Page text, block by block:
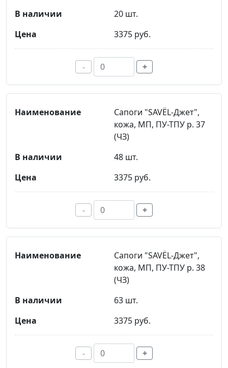
20 шт.
3375 руб.
- +
Сапоги "SAVЁL-Джет",
кожа, МП, ПУ-ТПУ р. 37
(ЧЗ)
48 шт.
3375 руб.
- +
Сапоги "SAVЁL-Джет",
кожа, МП, ПУ-ТПУ р. 38
(ЧЗ)
63 шт.
3375 руб.
- +